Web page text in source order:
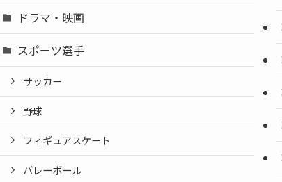
ドラマ・映画
スポーツ選手
サッカー
野球
フィギュアスケート
バレーボール